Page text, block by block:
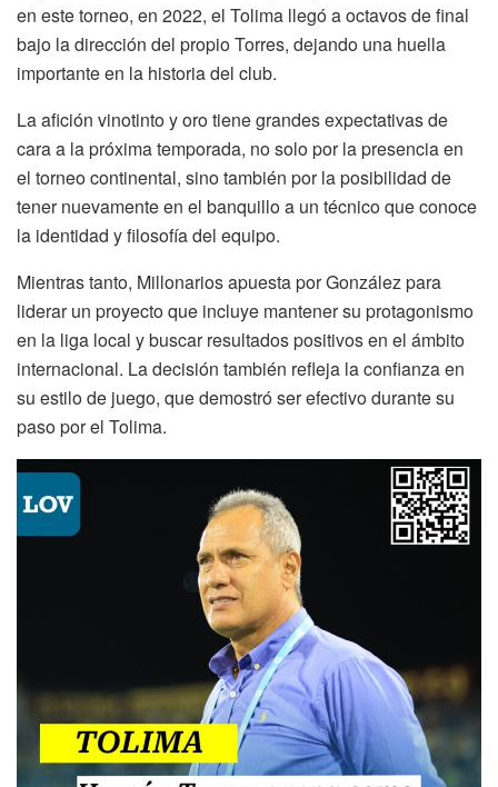
en este torneo, en 2022, el Tolima llegó a octavos de final
bajo la dirección del propio Torres, dejando una huella
importante en la historia del club.
La afición vinotinto y oro tiene grandes expectativas de
cara a la próxima temporada, no solo por la presencia en
el torneo continental, sino también por la posibilidad de
tener nuevamente en el banquillo a un técnico que conoce
la identidad y filosofía del equipo.
Mientras tanto, Millonarios apuesta por González para
liderar un proyecto que incluye mantener su protagonismo
en la liga local y buscar resultados positivos en el ámbito
internacional. La decisión también refleja la confianza en
su estilo de juego, que demostró ser efectivo durante su
paso por el Tolima.